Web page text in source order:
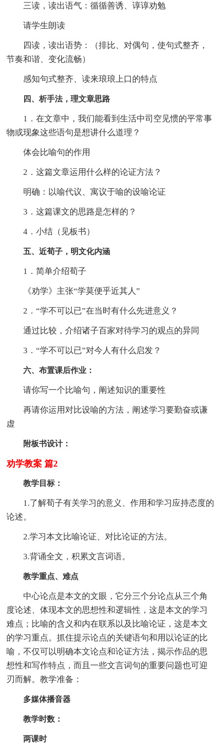
三读，读出语气：循循善诱、谆谆劝勉
请学生朗读
四读，读出语势：（排比、对偶句，使句式整齐，
节奏和谐、变化流畅）
感知句式整齐、读来琅琅上口的特点
四、析手法，理文章思路
1．在文章中，我们能看到生活中司空见惯的平常事
物或现象这些语句是想讲什么道理？
体会比喻句的作用
2．这篇文章运用什么样的论证方法？
明确：以喻代议、寓议于喻的设喻论证
3．这篇课文的思路是怎样的？
4．小结（见板书）
五、近荀子，明文化内涵
1．简单介绍荀子
《劝学》主张“学莫便乎近其人”
2．“学不可以已”在当时有什么先进意义？
通过比较，介绍诸子百家对待学习的观点的异同
3．“学不可以已”对今人有什么启发？
六、布置课后作业：
请你写一个比喻句，阐述知识的重要性
再请你运用对比设喻的方法，阐述学习要勤奋或谦
虚
附板书设计：
劝学教案 篇2
教学目标：
1.了解荀子有关学习的意义、作用和学习应持态度的
论述。
2.学习本文比喻论证、对比论证的方法。
3.背诵全文，积累文言词语。
教学重点、难点
中心论点是本文的文眼，它分三个分论点从三个角
度论述、体现本文的思想性和逻辑性，这是本文的学习
难点；比喻的含义和内在联系以及比喻论证，这是本文
的学习重点。抓住提示论点的关键语句和用以论证的比
喻，不仅可以明确本文论点和论证方法，揭示作品的思
想性和写作特点，而且一些文言词句的重要问题也可迎
刃而解。教学准备：
多媒体播音器
教学时数：
两课时